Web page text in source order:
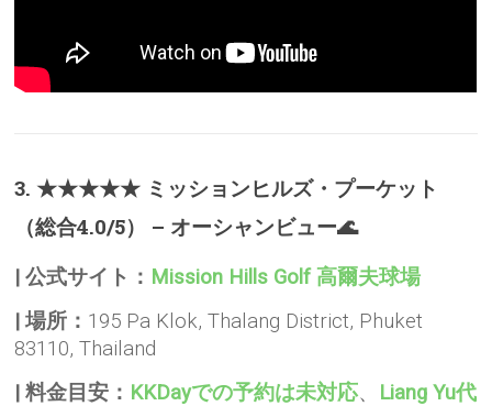
3. ★★★★★ ミッションヒルズ・プーケット
（総合4.0/5） – オーシャンビュー🌊
| 公式サイト： Mission Hills Golf 高爾夫球場
| 場所： 195 Pa Klok, Thalang District, Phuket
83110, Thailand
| 料金目安： KKDayでの予約は未対応、 Liang Yu代